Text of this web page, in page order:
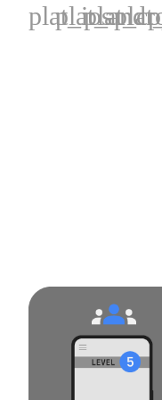
plat_ios